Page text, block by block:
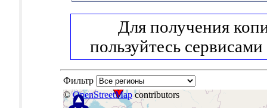
Для получения
пользуйтесь сервисами
Фильтр
©OpenStreetMapcontributors